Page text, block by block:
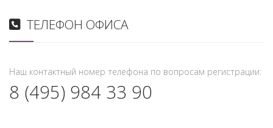
ТЕЛЕФОН ОФИСА
Наш контактный номер телефона по вопросам регистрации:
8 (495) 984 33 90